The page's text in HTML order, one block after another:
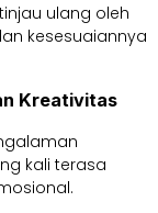
ulang oleh
kesesuaiannya
Kreativitas
kali terasa